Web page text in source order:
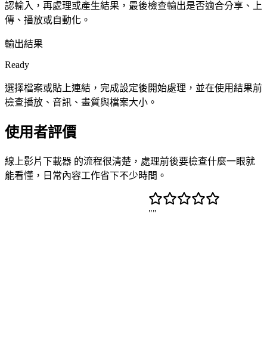
認輸入，再處理或產生結果，最後檢查輸出是否適合分享、上
傳、播放或自動化。
輸出結果
Ready
選擇檔案或貼上連結，完成設定後開始處理，並在使用結果前
檢查播放、音訊、畫質與檔案大小。
使用者評價
線上影片下載器 的流程很清楚，處理前後要檢查什麼一眼就
能看懂，日常內容工作省下不少時間。